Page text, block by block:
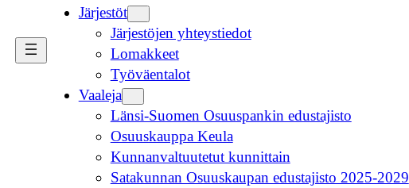
Järjestöt
Järjestöjen yhteystiedot
Lomakkeet
Työväentalot
Vaaleja
Länsi-Suomen Osuuspankin edustajisto
Osuuskauppa Keula
Kunnanvaltuutetut kunnittain
Satakunnan Osuuskaupan edustajisto 2025-2029